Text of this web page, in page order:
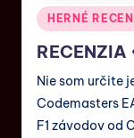
HERNÉ
RECENZIA
Nie som určite
Codemasters
F1 závodov od